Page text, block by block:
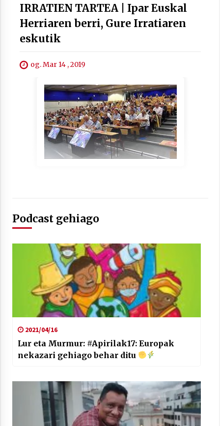
2021/07/06
Hala Bedi irratiko Hizpidea saioan
Arrosaren 20 urteez
2021/07/03
Arrosaren laburpen bideoa Hamaika
Telebistaren eskutik
2021/06/30
IRRATIEN TARTEA | Ipar Euskal
Herriaren berri, Gure Irratiaren
eskutik
og. Mar 14 , 2019
Podcast gehiago
2021/04/16
Lur eta Murmur: #Apirilak17: Europak
nekazari gehiago behar ditu